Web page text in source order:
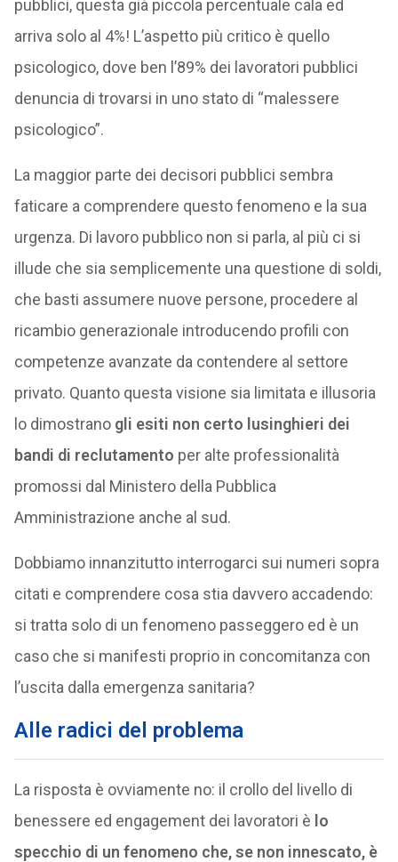
pubblici, questa già piccola percentuale cala ed
arriva solo al 4%! L’aspetto più critico è quello
psicologico, dove ben l’89% dei lavoratori pubblici
denuncia di trovarsi in uno stato di “malessere
psicologico”.
La maggior parte dei decisori pubblici sembra
faticare a comprendere questo fenomeno e la sua
urgenza. Di lavoro pubblico non si parla, al più ci si
illude che sia semplicemente una questione di soldi,
che basti assumere nuove persone, procedere al
ricambio generazionale introducendo profili con
competenze avanzate da contendere al settore
privato. Quanto questa visione sia limitata e illusoria
lo dimostranogli esiti non certo lusinghieri dei
bandi di reclutamento per alte professionalità
promossi dal Ministero della Pubblica
Amministrazione anche al sud.
Dobbiamo innanzitutto interrogarci sui numeri sopra
citati e comprendere cosa stia davvero accadendo:
si tratta solo di un fenomeno passeggero ed è un
caso che si manifesti proprio in concomitanza con
l’uscita dalla emergenza sanitaria?
Alle radici del problema
La risposta è ovviamente no: il crollo del livello di
benessere ed engagement dei lavoratori è lo
specchio di un fenomeno che, se non innescato, è